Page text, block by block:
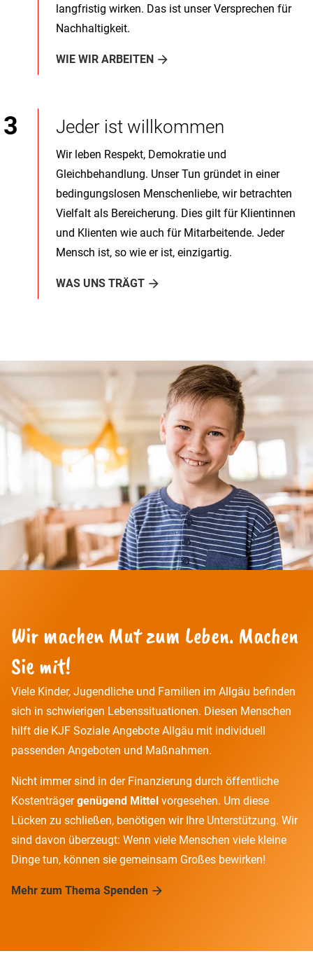
langfristig wirken. Das ist unser Versprechen für
Nachhaltigkeit.
WIE WIR ARBEITEN
Jeder ist willkommen
Wir leben Respekt, Demokratie und
Gleichbehandlung. Unser Tun gründet in einer
bedingungslosen Menschenliebe, wir betrachten
Vielfalt als Bereicherung. Dies gilt für Klientinnen
und Klienten wie auch für Mitarbeitende. Jeder
Mensch ist, so wie er ist, einzigartig.
WAS UNS TRÄGT
Wir machen Mut zum Leben. Machen
Sie mit!
Viele Kinder, Jugendliche und Familien im Allgäu befinden
sich in schwierigen Lebenssituationen. Diesen Menschen
hilft die KJF Soziale Angebote Allgäu mit individuell
passenden Angeboten und Maßnahmen.
Nicht immer sind in der Finanzierung durch öffentliche
Kostenträgergenügend Mittel vorgesehen. Um diese
Lücken zu schließen, benötigen wir Ihre Unterstützung. Wir
sind davon überzeugt: Wenn viele Menschen viele kleine
Dinge tun, können sie gemeinsam Großes bewirken!
Mehr zum Thema Spenden